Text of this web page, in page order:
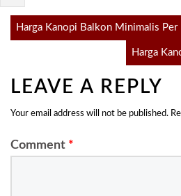
Post
Harga Kanopi Balkon Minimalis
Harga
LEAVE A REPLY
Your email address will not be published.
Comment *